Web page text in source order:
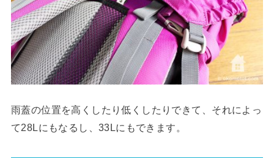
雨蓋の位置を高くしたり低くしたりできて、それによっ
て28Lにもなるし、33Lにもできます。